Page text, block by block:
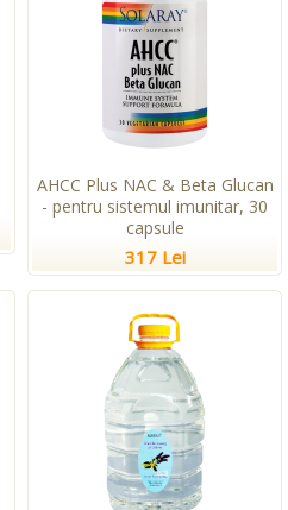
AHCC Plus NAC & Beta Glucan
- pentru sistemul imunitar, 30
capsule
317 Lei